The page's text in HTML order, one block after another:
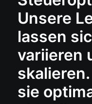
Unsere
lassen
variieren
sie